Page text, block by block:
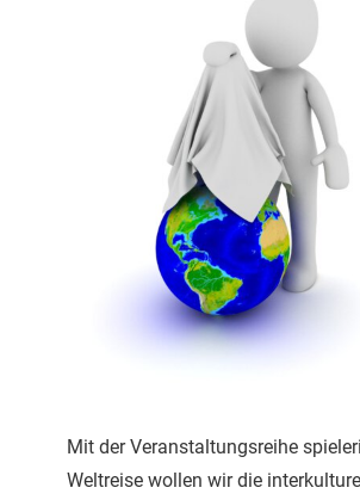
Mit der Veranstaltungsreihe
Weltreise wollen wir die